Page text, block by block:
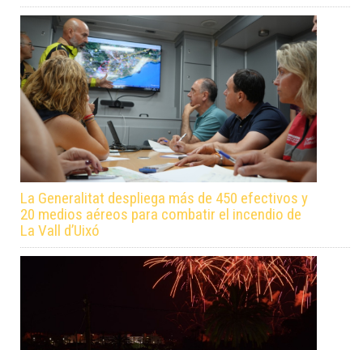
La Generalitat despliega más de 450 efectivos y
20 medios aéreos para combatir el incendio de
La Vall d’Uixó